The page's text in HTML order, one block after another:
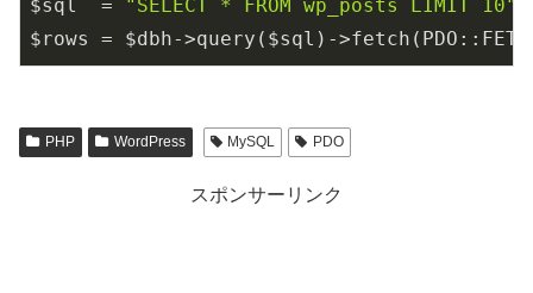
$sql  = "SELECT * FROM wp_posts LIMIT 10"
$rows = $dbh->query($sql)-
PHP WordPress MySQL PDO
スポンサーリンク